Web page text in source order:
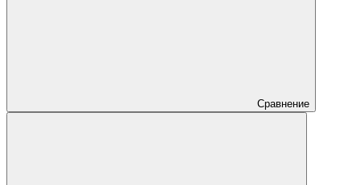
Сравнение